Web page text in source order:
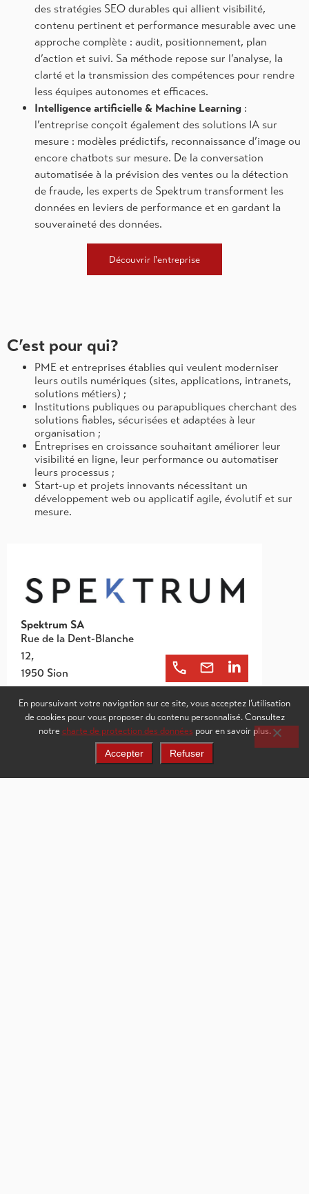
des stratégies SEO durables qui allient visibilité,
contenu pertinent et performance mesurable avec une
approche complète : audit, positionnement, plan
d’action et suivi. Sa méthode repose sur l’analyse, la
clarté et la transmission des compétences pour rendre
less équipes autonomes et efficaces.
Intelligence artificielle & Machine Learning :
l’entreprise conçoit également des solutions IA sur
mesure : modèles prédictifs, reconnaissance d’image ou
encore chatbots sur mesure. De la conversation
automatisée à la prévision des ventes ou la détection
de fraude, les experts de Spektrum transforment les
données en leviers de performance et en gardant la
souveraineté des données.
Découvrir l'entreprise
C’est pour qui?
PME et entreprises établies qui veulent moderniser
leurs outils numériques (sites, applications, intranets,
solutions métiers) ;
Institutions publiques ou parapubliques cherchant des
solutions fiables, sécurisées et adaptées à leur
organisation ;
Entreprises en croissance souhaitant améliorer leur
visibilité en ligne, leur performance ou automatiser
leurs processus ;
Start-up et projets innovants nécessitant un
développement web ou applicatif agile, évolutif et sur
mesure.
Spektrum SA
Rue de la Dent-Blanche
12,
1950 Sion
Coordonnées
En poursuivant votre navigation sur ce site, vous acceptez l’utilisation
de cookies pour vous proposer du contenu personnalisé. Consultez
notre charte de protection des donnéespour en savoir plus.
Accepter Refuser